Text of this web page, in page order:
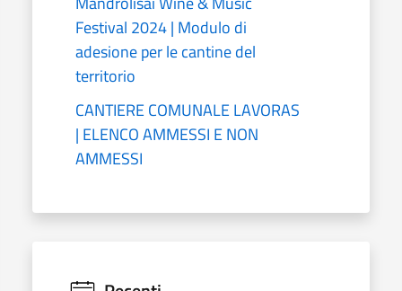
Festival 2024 | Modulo di
adesione per le cantine del
territorio
CANTIERE COMUNALE LAVORAS
| ELENCO AMMESSI E NON
AMMESSI